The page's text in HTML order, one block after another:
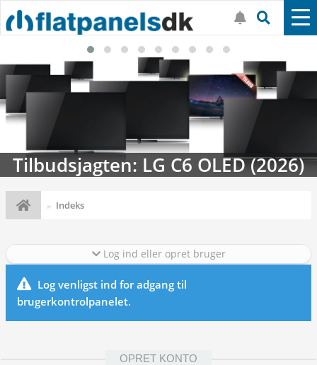
Tilbudsjagten: LG C6 OLED (2026)
Indeks
Log ind eller opret bruger
Log venligst ind for adgang til
brugerkontrolpanelet.
OPRET KONTO